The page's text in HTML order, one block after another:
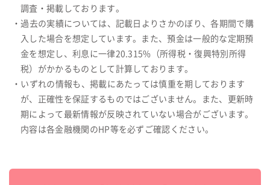
調査・掲載しております。
・過去の実績については、記載日よりさかのぼり、各期間で購
入した場合を想定しています。また、預金は一般的な定期預
金を想定し、利息に一律20.315%（所得税・復興特別所得
税）がかかるものとして計算しております。
・いずれの情報も、掲載にあたっては慎重を期しております
が、正確性を保証するものではございません。また、更新時
期によって最新情報が反映されていない場合がございます。
内容は各金融機関のHP等を必ずご確認ください。